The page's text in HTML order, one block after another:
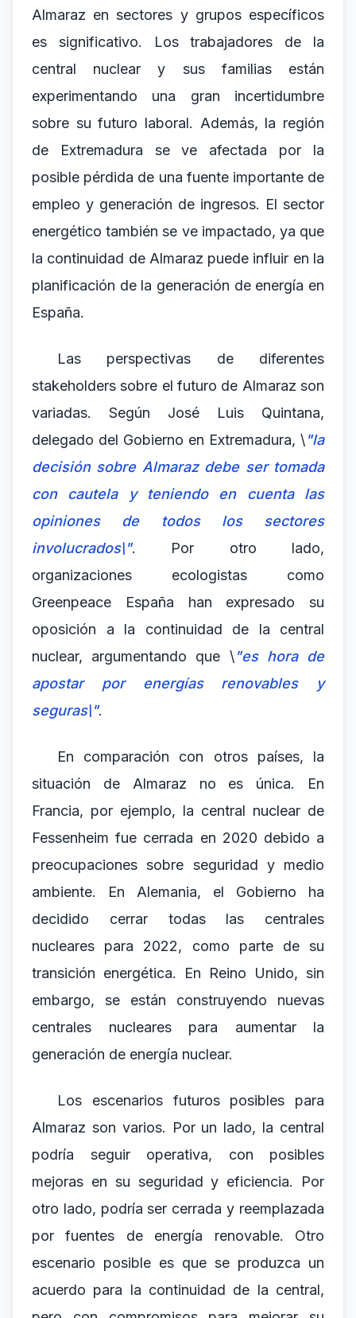
Almaraz en sectores y grupos específicos
es significativo. Los trabajadores de la
central nuclear y sus familias están
experimentando una gran incertidumbre
sobre su futuro laboral. Además, la región
de Extremadura se ve afectada por la
posible pérdida de una fuente importante de
empleo y generación de ingresos. El sector
energético también se ve impactado, ya que
la continuidad de Almaraz puede influir en la
planificación de la generación de energía en
España.
Las perspectivas de diferentes
stakeholders sobre el futuro de Almaraz son
variadas. Según José Luis Quintana,
delegado del Gobierno en Extremadura, \"la
decisión sobre Almaraz debe ser tomada
con cautela y teniendo en cuenta las
opiniones de todos los sectores
involucrados\". Por otro lado,
organizaciones ecologistas como
Greenpeace España han expresado su
oposición a la continuidad de la central
nuclear, argumentando que \"es hora de
apostar por energías renovables y
seguras\".
En comparación con otros países, la
situación de Almaraz no es única. En
Francia, por ejemplo, la central nuclear de
Fessenheim fue cerrada en 2020 debido a
preocupaciones sobre seguridad y medio
ambiente. En Alemania, el Gobierno ha
decidido cerrar todas las centrales
nucleares para 2022, como parte de su
transición energética. En Reino Unido, sin
embargo, se están construyendo nuevas
centrales nucleares para aumentar la
generación de energía nuclear.
Los escenarios futuros posibles para
Almaraz son varios. Por un lado, la central
podría seguir operativa, con posibles
mejoras en su seguridad y eficiencia. Por
otro lado, podría ser cerrada y reemplazada
por fuentes de energía renovable. Otro
escenario posible es que se produzca un
acuerdo para la continuidad de la central,